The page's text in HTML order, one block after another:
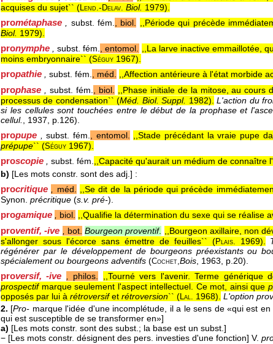
acquises du sujet`` (Lend.- Delav. Biol. 1979).
prométaphase , subst. fém., biol. ,,Période qui précède
Biol. 1979).
pronymphe , subst. fém., entomol. ,,La larve inactive emmaillotée,
moins embryonnaire`` (Séguy 1967).
propathie , subst. fém., méd. ,,Affection antérieure à l'état morbide
prophase , subst. fém., biol. ,,Phase initiale de la mitose, au cours
processus de condensation`` (Méd. Biol. Suppl. 1982). L'action du
si les cellules sont touchées entre le début de la prophase et
cellul., 1937, p.126).
propupe , subst. fém., entomol. ,,Stade précédant la vraie pupe
prépupe`` (Séguy 1967).
proscopie , subst. fém.,,Capacité qu'aurait un médium de connaître
b) [Les mots constr. sont des adj.] :
procritique , méd. ,,Se dit de la période qui précède
Synon. précritique (s.v. pré-).
progamique , biol. ,,Qualifie la détermination du sexe qui se réalise
proventif, -ive , bot. Bourgeon proventif. ,,Bourgeon axillaire, non
s'allonger sous l'écorce sans émettre de feuilles`` (Plais. 1969).
régénérer par le développement de bourgeons préexistants ou
spécialement ou bourgeons adventifs (Cochet,Bois, 1963, p.20).
proversif, -ive , philos.
,,Tourné vers l'avenir. Terme générique
prospectifmarque seulement l'aspect intellectuel. Ce mot, ainsi que
opposés par lui à rétroversifet rétroversion`` (Lal. 1968). L'option
2. [Pro- marque l'idée d'une incomplétude, il a le sens de «qui est
qui est susceptible de se transformer en»]
a) [Les mots constr. sont des subst.; la base est un subst.]
− [Les mots constr. désignent des pers. investies d'une fonction] V.